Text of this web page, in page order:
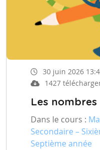
30 juin 2026
1427
Les nombres
Dans le cours :
Secondaire –
Septième année